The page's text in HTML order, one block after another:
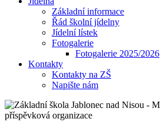
Základní informace
Řád školní jídelny
Jídelní lístek
Fotogalerie
Fotogalerie 2025/2026
Kontakty
Kontakty na ZŠ
Napište nám